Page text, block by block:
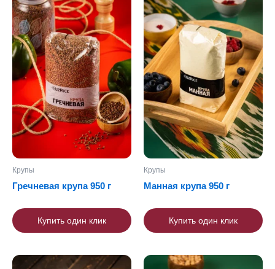
Крупы
Гречневая крупа 950 г
Купить один клик
Крупы
Манная крупа 950 г
Купить один клик